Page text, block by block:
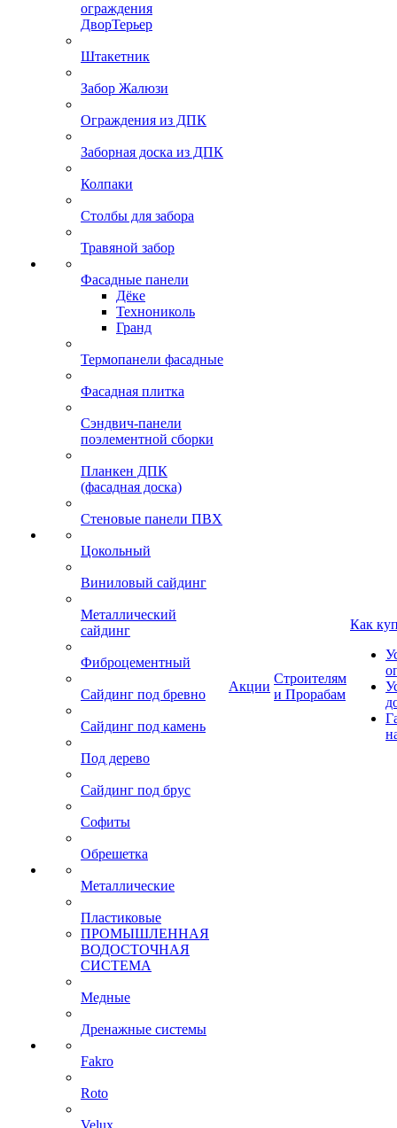
ограждения
ДворТерьер
Штакетник
Забор Жалюзи
Ограждения из ДПК
Заборная доска из ДПК
Колпаки
Столбы для забора
Травяной забор
Фасадные панели
Дёке
Технониколь
Гранд
Термопанели фасадные
Фасадная плитка
Сэндвич-панели
поэлементной сборки
Планкен ДПК
(фасадная доска)
Стеновые панели ПВХ
Цокольный
Виниловый сайдинг
Металлический
сайдинг
Фиброцементный
Сайдинг под бревно
Сайдинг под камень
Под дерево
Сайдинг под брус
Софиты
Обрешетка
Металлические
Пластиковые
ПРОМЫШЛЕННАЯ
ВОДОСТОЧНАЯ
СИСТЕМА
Медные
Дренажные системы
Fakro
Roto
Velux
Акции
Строителям
и Прорабам
Как